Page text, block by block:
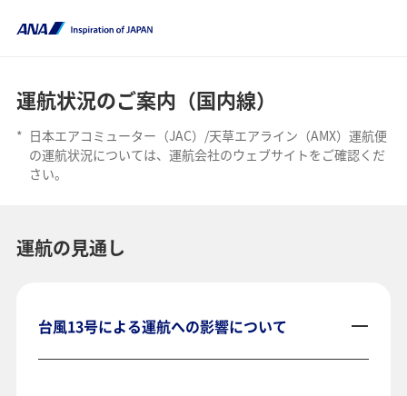
運航状況のご案内（国内線）
* 日本エアコミューター（JAC）/天草エアライン（AMX）運航便
の運航状況については、運航会社のウェブサイトをご確認くだ
さい。
運航の見通し
台風13号による運航への影響について